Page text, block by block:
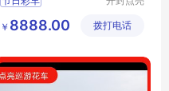
节日特定花车
民族文化花车
艺术有限
￥ 8888.00 拨打电话